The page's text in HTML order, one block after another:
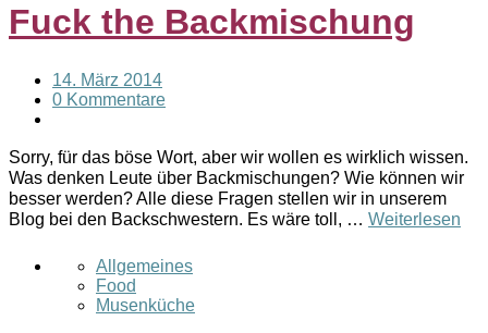
Fuck the Backmischung
14. März 2014
0 Kommentare
Sorry, für das böse Wort, aber wir wollen es wirklich wissen.
Was denken Leute über Backmischungen? Wie können wir
besser werden? Alle diese Fragen stellen wir in unserem
Blog bei den Backschwestern. Es wäre toll, … Weiterlesen
Allgemeines
Food
Musenküche